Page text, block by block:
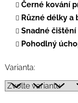
Černé kování
Různé délky a
Snadné
Pohodlný
Varianta: